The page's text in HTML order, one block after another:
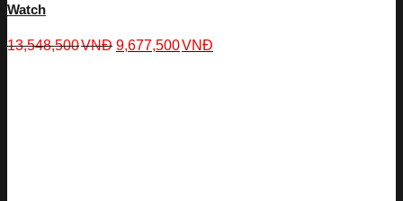
Watch
13,548,500VNĐ 9,677,500VNĐ